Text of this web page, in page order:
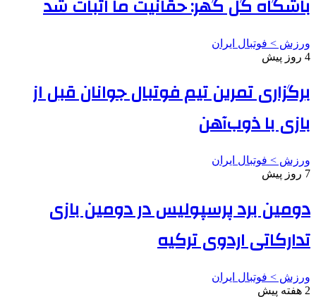
باشگاه گل گهر: حقانیت ما اثبات شد
ورزش > فوتبال ایران
4 روز پیش
برگزاری تمرین تیم فوتبال جوانان قبل از
بازی با ذوب‌آهن
ورزش > فوتبال ایران
7 روز پیش
دومین برد پرسپولیس در دومین بازی
تدارکاتی اردوی ترکیه
ورزش > فوتبال ایران
2 هفته پیش